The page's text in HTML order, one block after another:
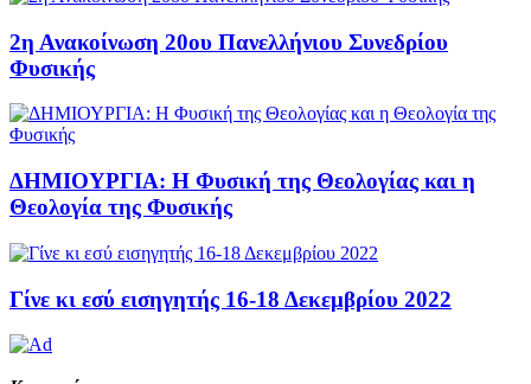
2η Ανακοίνωση 20ου Πανελλήνιου Συνεδρίου
Φυσικής
ΔΗΜΙΟΥΡΓΙΑ: Η Φυσική της Θεολογίας και η
Θεολογία της Φυσικής
Γίνε κι εσύ εισηγητής 16-18 Δεκεμβρίου 2022